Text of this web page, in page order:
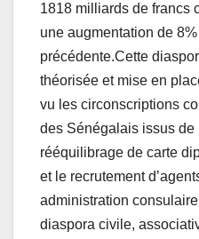
1818 milliards de francs
une augmentation de
précédente.Cette
théorisée et mise en
vu les circonscriptions
des Sénégalais issus de
rééquilibrage de carte
et le recrutement
administration
diaspora civile,